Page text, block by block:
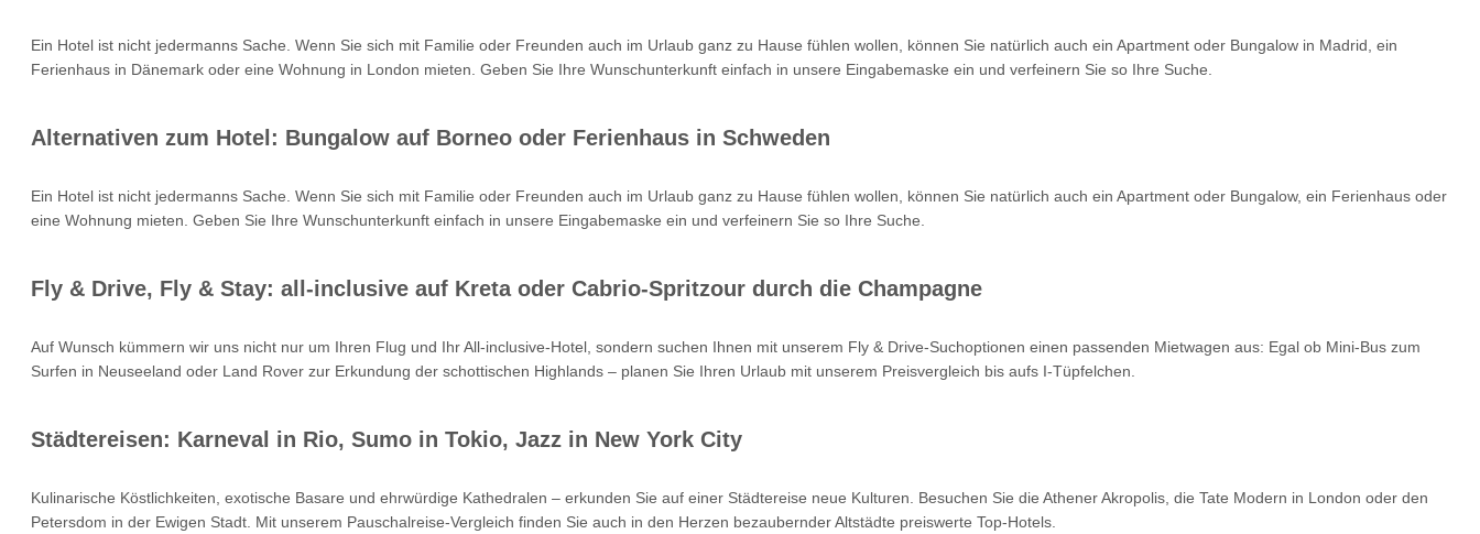
Ein Hotel ist nicht jedermanns Sache. Wenn Sie sich mit Familie oder Freunden auch im Urlaub ganz zu Hause fühlen wollen, können Sie natürlich auch ein Apartment oder Bungalow in Madrid, ein
Ferienhaus in Dänemark oder eine Wohnung in London mieten. Geben Sie Ihre Wunschunterkunft einfach in unsere Eingabemaske ein und verfeinern Sie so Ihre Suche.
Alternativen zum Hotel: Bungalow auf Borneo oder Ferienhaus in Schweden
Ein Hotel ist nicht jedermanns Sache. Wenn Sie sich mit Familie oder Freunden auch im Urlaub ganz zu Hause fühlen wollen, können Sie natürlich auch ein Apartment oder Bungalow, ein Ferienhaus oder
eine Wohnung mieten. Geben Sie Ihre Wunschunterkunft einfach in unsere Eingabemaske ein und verfeinern Sie so Ihre Suche.
Fly & Drive, Fly & Stay: all-inclusive auf Kreta oder Cabrio-Spritzour durch die Champagne
Auf Wunsch kümmern wir uns nicht nur um Ihren Flug und Ihr All-inclusive-Hotel, sondern suchen Ihnen mit unserem Fly & Drive-Suchoptionen einen passenden Mietwagen aus: Egal ob Mini-Bus zum
Surfen in Neuseeland oder Land Rover zur Erkundung der schottischen Highlands – planen Sie Ihren Urlaub mit unserem Preisvergleich bis aufs I-Tüpfelchen.
Städtereisen: Karneval in Rio, Sumo in Tokio, Jazz in New York City
Kulinarische Köstlichkeiten, exotische Basare und ehrwürdige Kathedralen – erkunden Sie auf einer Städtereise neue Kulturen. Besuchen Sie die Athener Akropolis, die Tate Modern in London oder den
Petersdom in der Ewigen Stadt. Mit unserem Pauschalreise-Vergleich finden Sie auch in den Herzen bezaubernder Altstädte preiswerte Top-Hotels.